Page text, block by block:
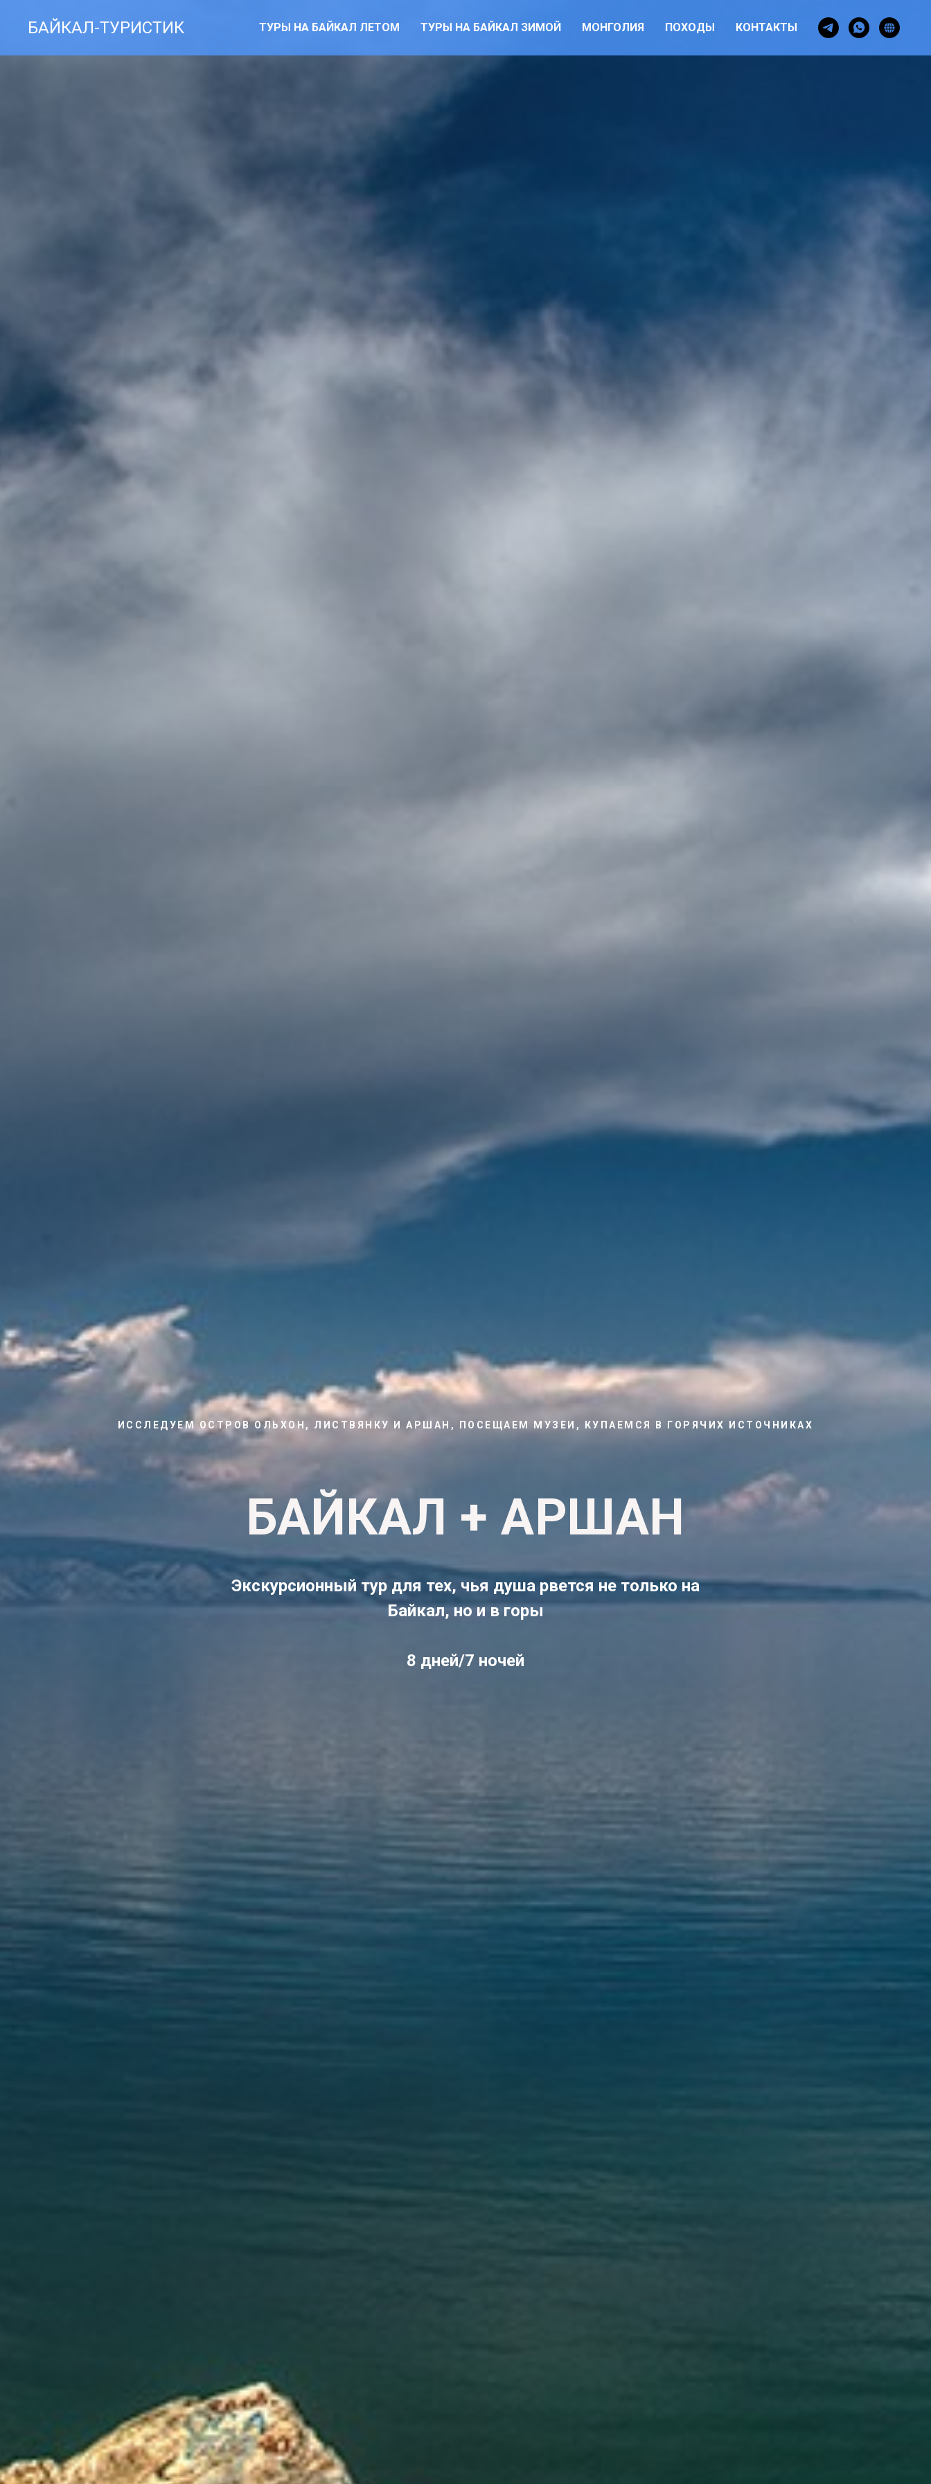
БАЙКАЛ-ТУРИСТИК ТУРЫ НА БАЙКАЛ ЛЕТОМ ТУРЫ НА БАЙКАЛ ЗИМОЙ МОНГОЛИЯ ПОХОДЫ КОНТАКТЫ
ИССЛЕДУЕМ ОСТРОВ ОЛЬХОН, ЛИСТВЯНКУ И АРШАН, ПОСЕЩАЕМ МУЗЕИ, КУПАЕМСЯ В ГОРЯЧИХ ИСТОЧНИКАХ
БАЙКАЛ + АРШАН
Экскурсионный тур для тех, чья душа рвется не только на
Байкал, но и в горы
8 дней/7 ночей